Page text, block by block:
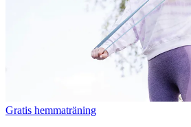
Gratis hemmaträning